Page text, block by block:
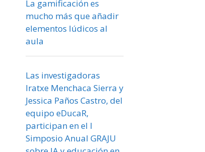
La gamificación es
mucho más que añadir
elementos lúdicos al
aula
Las investigadoras
Iratxe Menchaca Sierra y
Jessica Paños Castro, del
equipo eDucaR,
participan en el I
Simposio Anual GRAJU